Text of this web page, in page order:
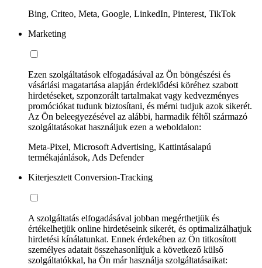
Bing, Criteo, Meta, Google, LinkedIn, Pinterest, TikTok
Marketing
Ezen szolgáltatások elfogadásával az Ön böngészési és
vásárlási magatartása alapján érdeklődési köréhez szabott
hirdetéseket, szponzorált tartalmakat vagy kedvezményes
promóciókat tudunk biztosítani, és mérni tudjuk azok sikerét.
Az Ön beleegyezésével az alábbi, harmadik féltől származó
szolgáltatásokat használjuk ezen a weboldalon:
Meta-Pixel, Microsoft Advertising, Kattintásalapú
termékajánlások, Ads Defender
Kiterjesztett Conversion-Tracking
A szolgáltatás elfogadásával jobban megérthetjük és
értékelhetjük online hirdetéseink sikerét, és optimalizálhatjuk
hirdetési kínálatunkat. Ennek érdekében az Ön titkosított
személyes adatait összehasonlítjuk a következő külső
szolgáltatókkal, ha Ön már használja szolgáltatásaikat: